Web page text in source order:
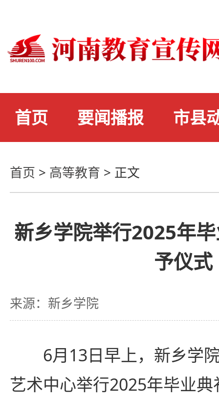
首页 要闻播报 市县
首页 > 高等教育 > 正文
新乡学院举行2025年
予仪式
来源：新乡学院
6月13日早上，新乡学
艺术中心举行2025年毕业